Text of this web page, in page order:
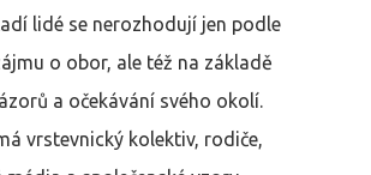
lidé se nerozhodují jen podle
o obor, ale též na základě
a očekávání svého okolí.
vrstevnický kolektiv, rodiče,